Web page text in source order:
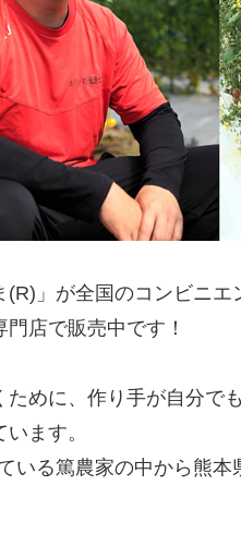
」が全国のコンビニ
店で販売中です！
めに、作り手が自分で
ます。
いる篤農家の中から熊本